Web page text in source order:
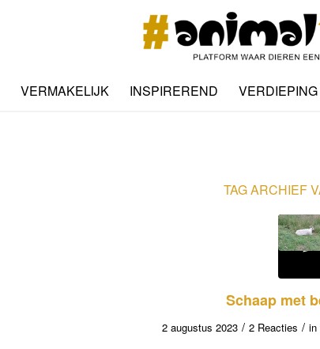
VERMAKELIJK INSPIREREND VERDIEPING
TAG ARCHIEF
Schaap met
2 augustus 2023 / 2 Reacties / in